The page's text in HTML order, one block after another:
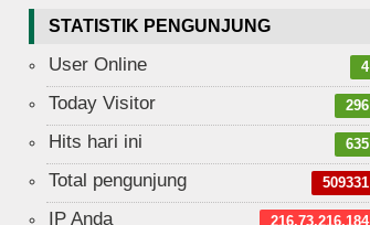
STATISTIK PENGUNJUNG
User Online 4
Today Visitor 296
Hits hari ini 635
Total pengunjung 509331
IP Anda 216.73.216.184